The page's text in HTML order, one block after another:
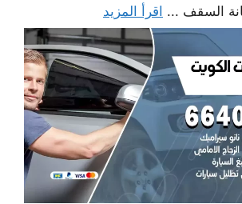
السقف ... اقرأ المزيد